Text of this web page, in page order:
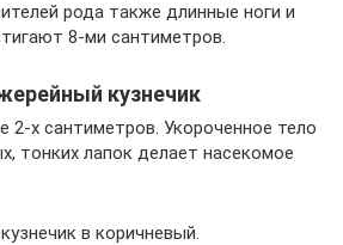
рода также длинные ноги и
8-ми сантиметров.
кузнечик
2-х сантиметров. Укороченное тело
тонких лапок делает насекомое
в коричневый.